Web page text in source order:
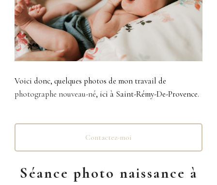
Voici donc, quelques photos de mon travail de
photographe nouveau-né, ici à Saint-Rémy-De-Provence.
Contactez-moi
Séance photo naissance à